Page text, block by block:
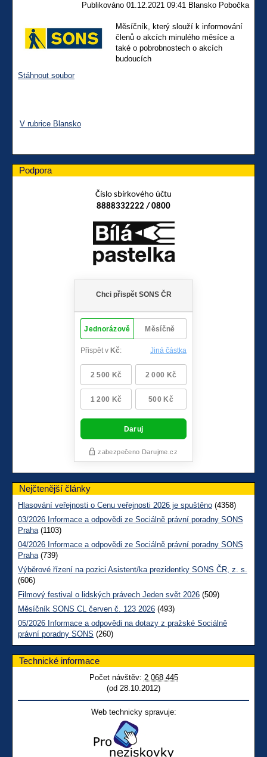
Publikováno 01.12.2021 09:41 Blansko Pobočka
Měsíčník, který slouží k informování
členů o akcích minulého měsíce a
také o pobrobnostech o akcích
budoucích
Stáhnout soubor
V rubrice Blansko
Podpora
Číslo sbírkového účtu
8888332222 / 0800
Nejčtenější články
Hlasování veřejnosti o Cenu veřejnosti 2026 je spuštěno (4358)
03/2026 Informace a odpovědi ze Sociálně právní poradny SONS
Praha(1103)
04/2026 Informace a odpovědi ze Sociálně právní poradny SONS
Praha(739)
Výběrové řízení na pozici Asistent/ka prezidentky SONS ČR, z. s.
(606)
Filmový festival o lidských právech Jeden svět 2026 (509)
Měsíčník SONS CL červen č. 123 2026 (493)
05/2026 Informace a odpovědi na dotazy z pražské Sociálně
právní poradny SONS (260)
Technické informace
Počet návštěv: 2 068 445
(od 28.10.2012)
Web technicky spravuje: